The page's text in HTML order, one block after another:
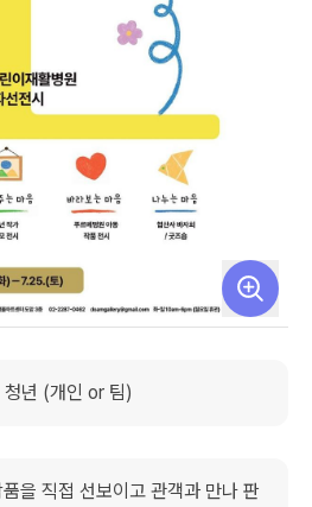
년 (개인 or 팀)
을 직접 선보이고 관객과 만나 판